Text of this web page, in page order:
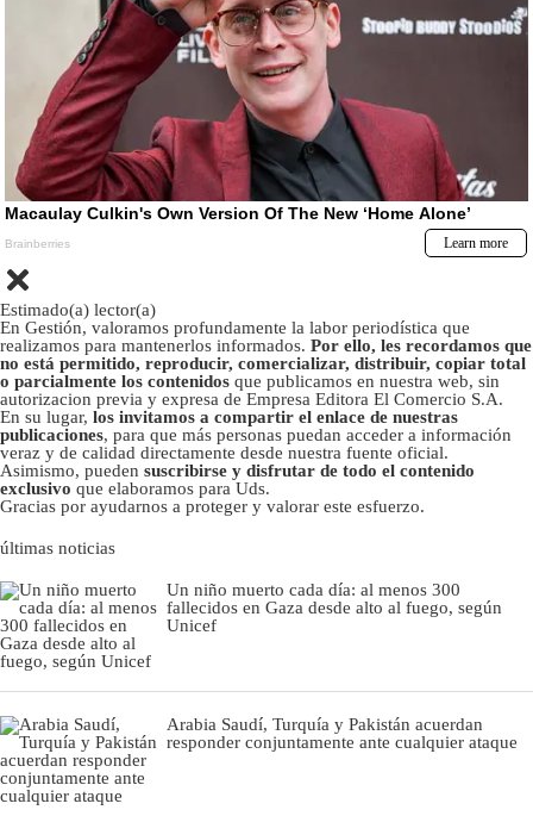
Estimado(a) lector(a)
En Gestión, valoramos profundamente la labor periodística que
realizamos para mantenerlos informados. Por ello, les recordamos que
no está permitido, reproducir, comercializar, distribuir, copiar total
o parcialmente los contenidos que publicamos en nuestra web, sin
autorizacion previa y expresa de Empresa Editora El Comercio S.A.
En su lugar, los invitamos a compartir el enlace de nuestras
publicaciones, para que más personas puedan acceder a información
veraz y de calidad directamente desde nuestra fuente oficial.
Asimismo, pueden suscribirse y disfrutar de todo el contenido
exclusivo que elaboramos para Uds.
Gracias por ayudarnos a proteger y valorar este esfuerzo.
últimas noticias
Un niño muerto cada día: al menos 300
fallecidos en Gaza desde alto al fuego, según
Unicef
Arabia Saudí, Turquía y Pakistán acuerdan
responder conjuntamente ante cualquier ataque